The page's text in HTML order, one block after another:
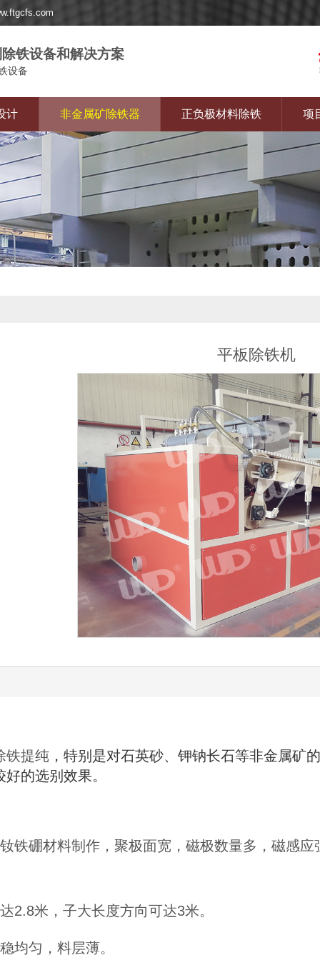
铁设备和解决方案
设备
计 非金属矿除铁器 正负极材料除铁 项
平板除铁机
铁提纯 ，特别是对石英砂、钾钠长石等非金属矿
的选别效果。
铁硼材料制作，聚极面宽，磁极数量多，磁感
2.8米，子大长度方向可达3米。
均匀，料层薄。